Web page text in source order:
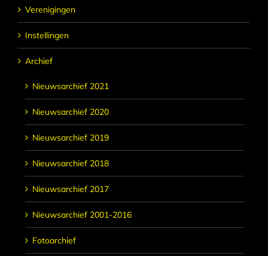
Verenigingen
Instellingen
Archief
Nieuwsarchief 2021
Nieuwsarchief 2020
Nieuwsarchief 2019
Nieuwsarchief 2018
Nieuwsarchief 2017
Nieuwsarchief 2001-2016
Fotoarchief